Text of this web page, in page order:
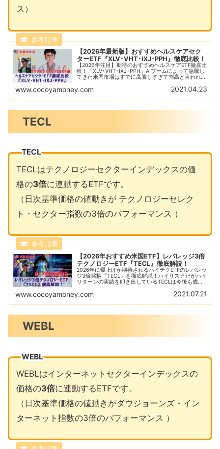
ス）
【2026年最新版】おすすめヘルスケアセク
ターETF『XLV･VHT･IXJ･PPH』徹底比較！
【2026年注目】期待のおすすめヘルスケアETF徹底比
較！『XLV･VHT･IXJ･PPH』AIブームによって急騰し
てきた米国市場はすでに高騰しすぎて割高と言われて
に注目！今後上昇する理由を解説します！
www.cocoyamoney.com 2021.04.23
TECL
TECL
TECLはテクノロジーセクターインデックスの価
格の3倍に連動するETFです。
（日次基準価格の値動きが テクノロジーセレク
ト・セクター指数の3倍のパフォーマンス ）
【2026年おすすめ米国ETF】レバレッジ3倍
テクノロジーETF『TECL』徹底解説！
2026年に爆上げが期待されるハイテクETFのレバレッ
ジ3倍銘柄『TECL』を徹底解説！ハイリスクだがハイ
リターンの実績を叩き出しているTECLは今後も成長
www.cocoyamoney.com 2021.07.21
WEBL
WEBL
WEBLはインターネットセクターインデックスの
価格の3倍に連動するETFです。
（日次基準価格の値動きがダウジョーンズ・イン
ターネット指数の3倍のパフォーマンス ）